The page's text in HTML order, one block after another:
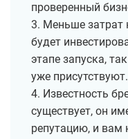
проверенный
3. Меньше затрат
будет
этапе запуска,
уже присутствуют.
4. Известность
существует, он
репутацию, и вам